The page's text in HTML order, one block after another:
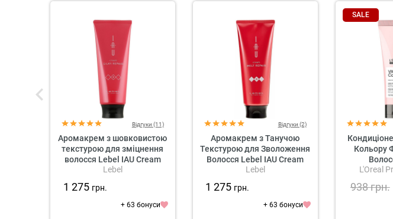
Відгуки (11)
Аромакрем з шовковистою
текстурою для зміцнення
волосся Lebel IAU Cream
Silky Repair
Lebel
1 275 грн.
+ 63 бонуси
Відгуки (2)
Аромакрем з Танучою
Текстурою для Зволоження
Волосся Lebel IAU Cream
Melt Repair
Lebel
1 275 грн.
+ 63 бонуси
SALE
Кольору
L'Oreal
938грн.